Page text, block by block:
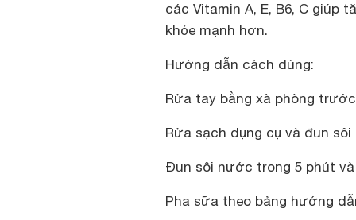
các Vitamin A, E, B6, C giúp
khỏe mạnh hơn.
Hướng dẫn cách dùng:
Rửa tay bằng xà phòng
Rửa sạch dụng cụ và đun
Đun sôi nước trong 5 phút
Pha sữa theo bảng hướng